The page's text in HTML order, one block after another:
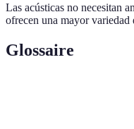
Las acústicas no necesitan
ofrecen una mayor variedad
Glossaire